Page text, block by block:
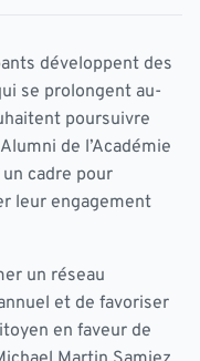
développent des
se prolongent au-
poursuivre
de l’Académie
cadre pour
leur engagement
un réseau
et de favoriser
en faveur de